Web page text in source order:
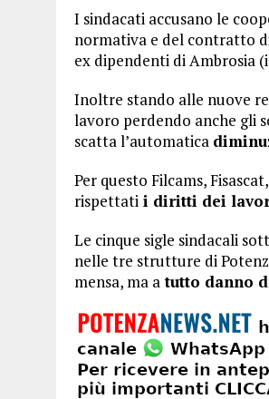
I sindacati accusano le
normativa e del contratto
ex dipendenti di Ambrosia
Inoltre stando alle nuove
lavoro perdendo anche gli
scatta l’automatica
Per questo Filcams,
rispettati i diritti dei
Le cinque sigle sindacali
nelle tre strutture di
mensa, ma atutto danno